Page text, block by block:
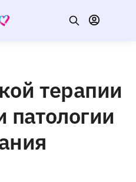
терапии
патологии